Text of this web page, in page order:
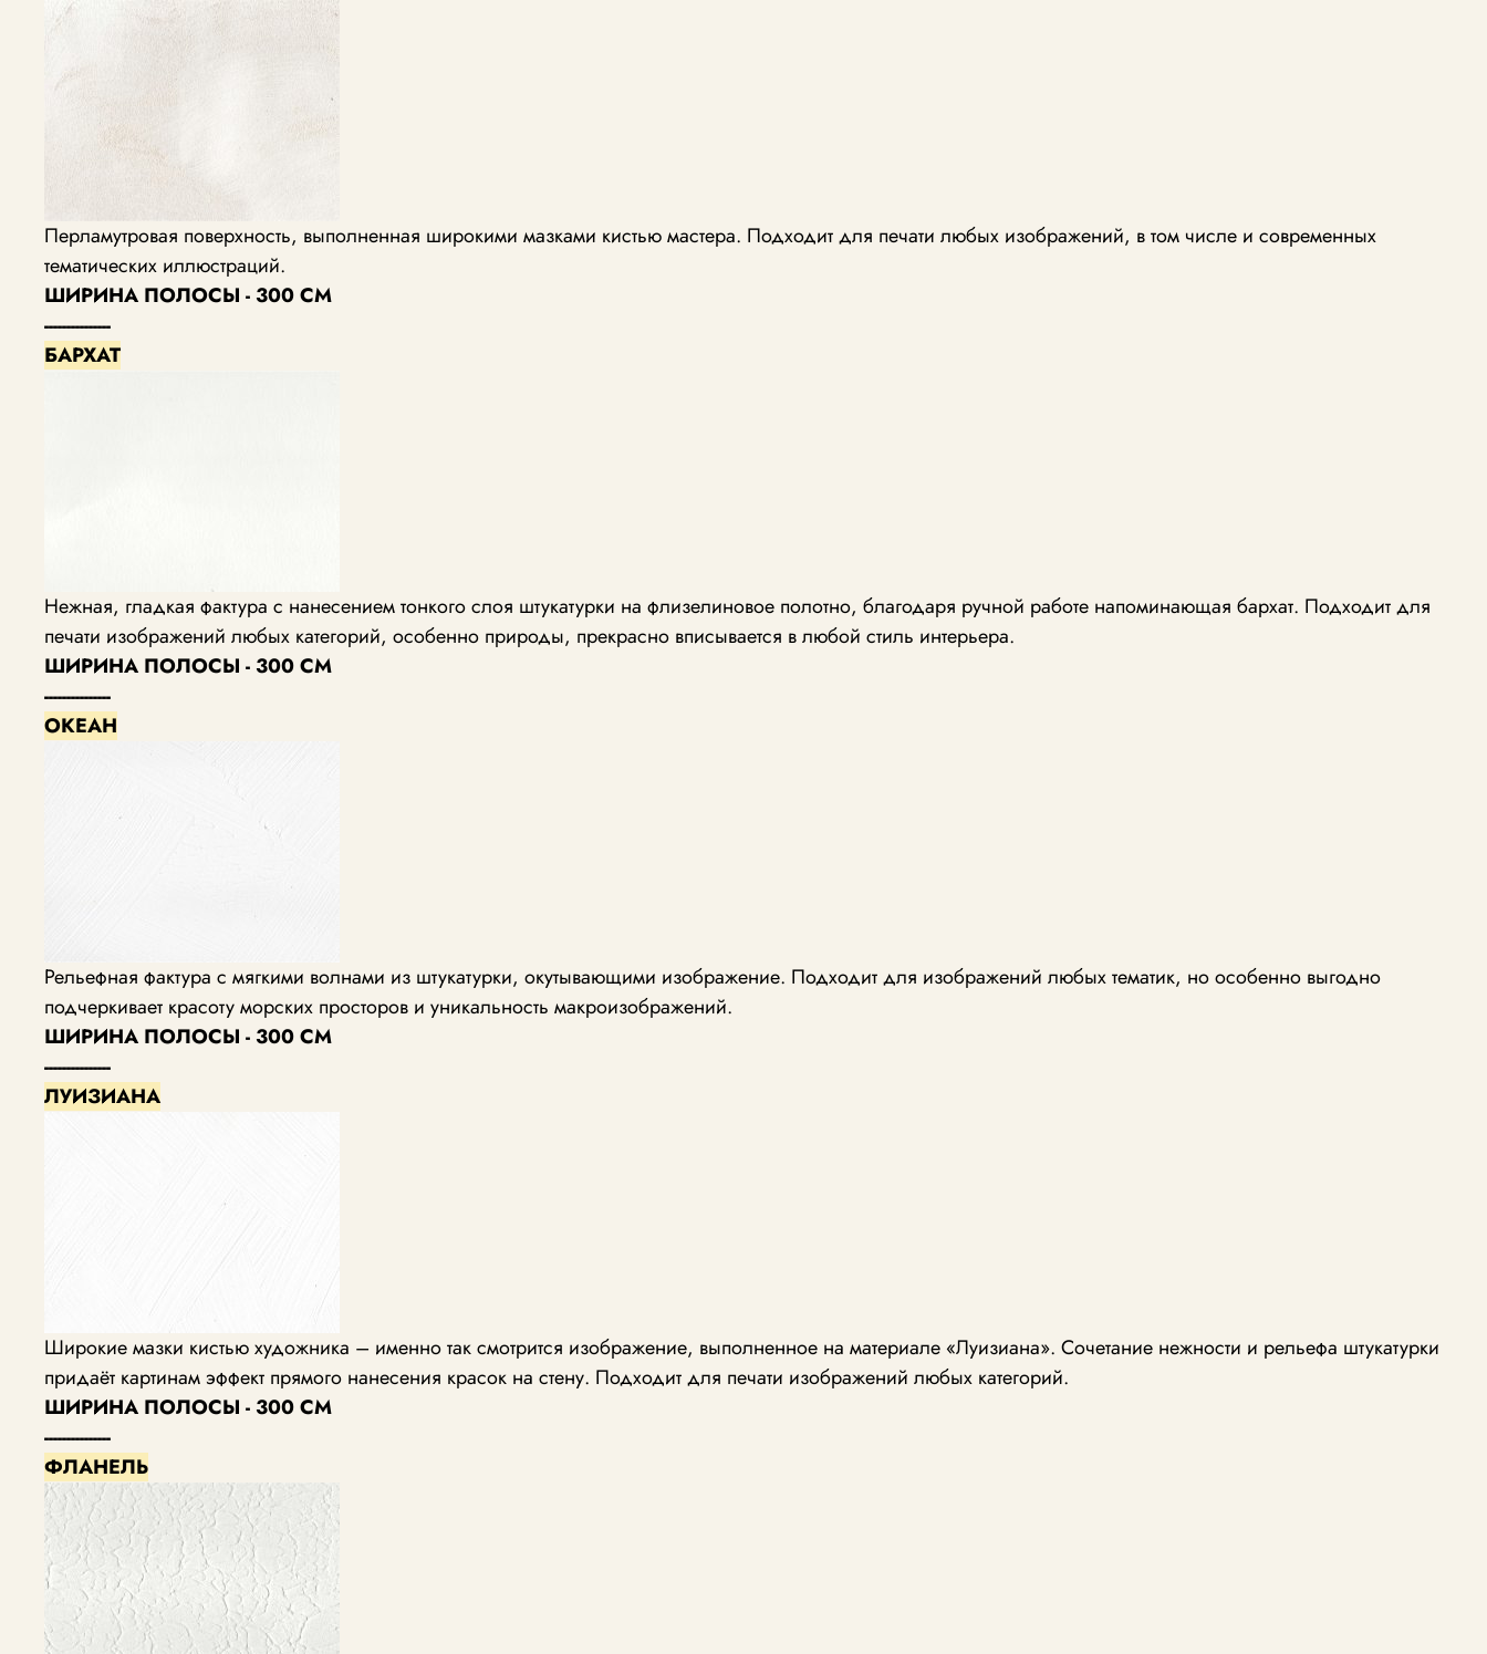
Перламутровая поверхность, выполненная широкими мазками кистью мастера. Подходит для печати любых изображений, в том числе и современных
тематических иллюстраций.
ШИРИНА ПОЛОСЫ - 300 СМ
---------------
БАРХАТ
Нежная, гладкая фактура с нанесением тонкого слоя штукатурки на флизелиновое полотно, благодаря ручной работе напоминающая бархат. Подходит для
печати изображений любых категорий, особенно природы, прекрасно вписывается в любой стиль интерьера.
ШИРИНА ПОЛОСЫ - 300 СМ
---------------
ОКЕАН
Рельефная фактура с мягкими волнами из штукатурки, окутывающими изображение. Подходит для изображений любых тематик, но особенно выгодно
подчеркивает красоту морских просторов и уникальность макроизображений.
ШИРИНА ПОЛОСЫ - 300 СМ
---------------
ЛУИЗИАНА
Широкие мазки кистью художника – именно так смотрится изображение, выполненное на материале «Луизиана». Сочетание нежности и рельефа штукатурки
придаёт картинам эффект прямого нанесения красок на стену. Подходит для печати изображений любых категорий.
ШИРИНА ПОЛОСЫ - 300 СМ
---------------
ФЛАНЕЛЬ